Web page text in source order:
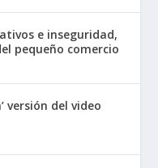
e inseguridad,
pequeño comercio
versión del video